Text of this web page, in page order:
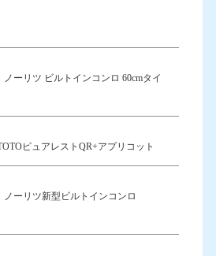
ーリツ ビルトインコンロ 60cmタイ
ピュアレストQR+アプリコット
ーリツ新型ビルトインコンロ